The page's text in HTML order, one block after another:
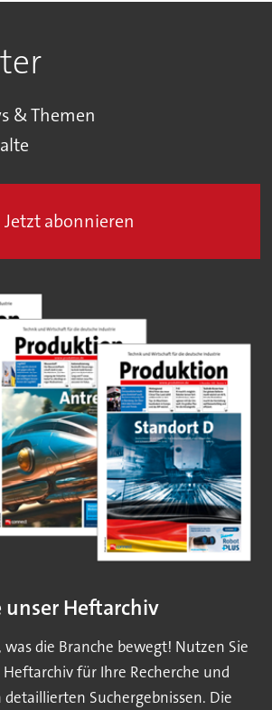
& Themen
Jetzt abonnieren
unser Heftarchiv
was die Branche bewegt! Nutzen Sie
für Ihre Recherche und
Suchergebnissen. Die